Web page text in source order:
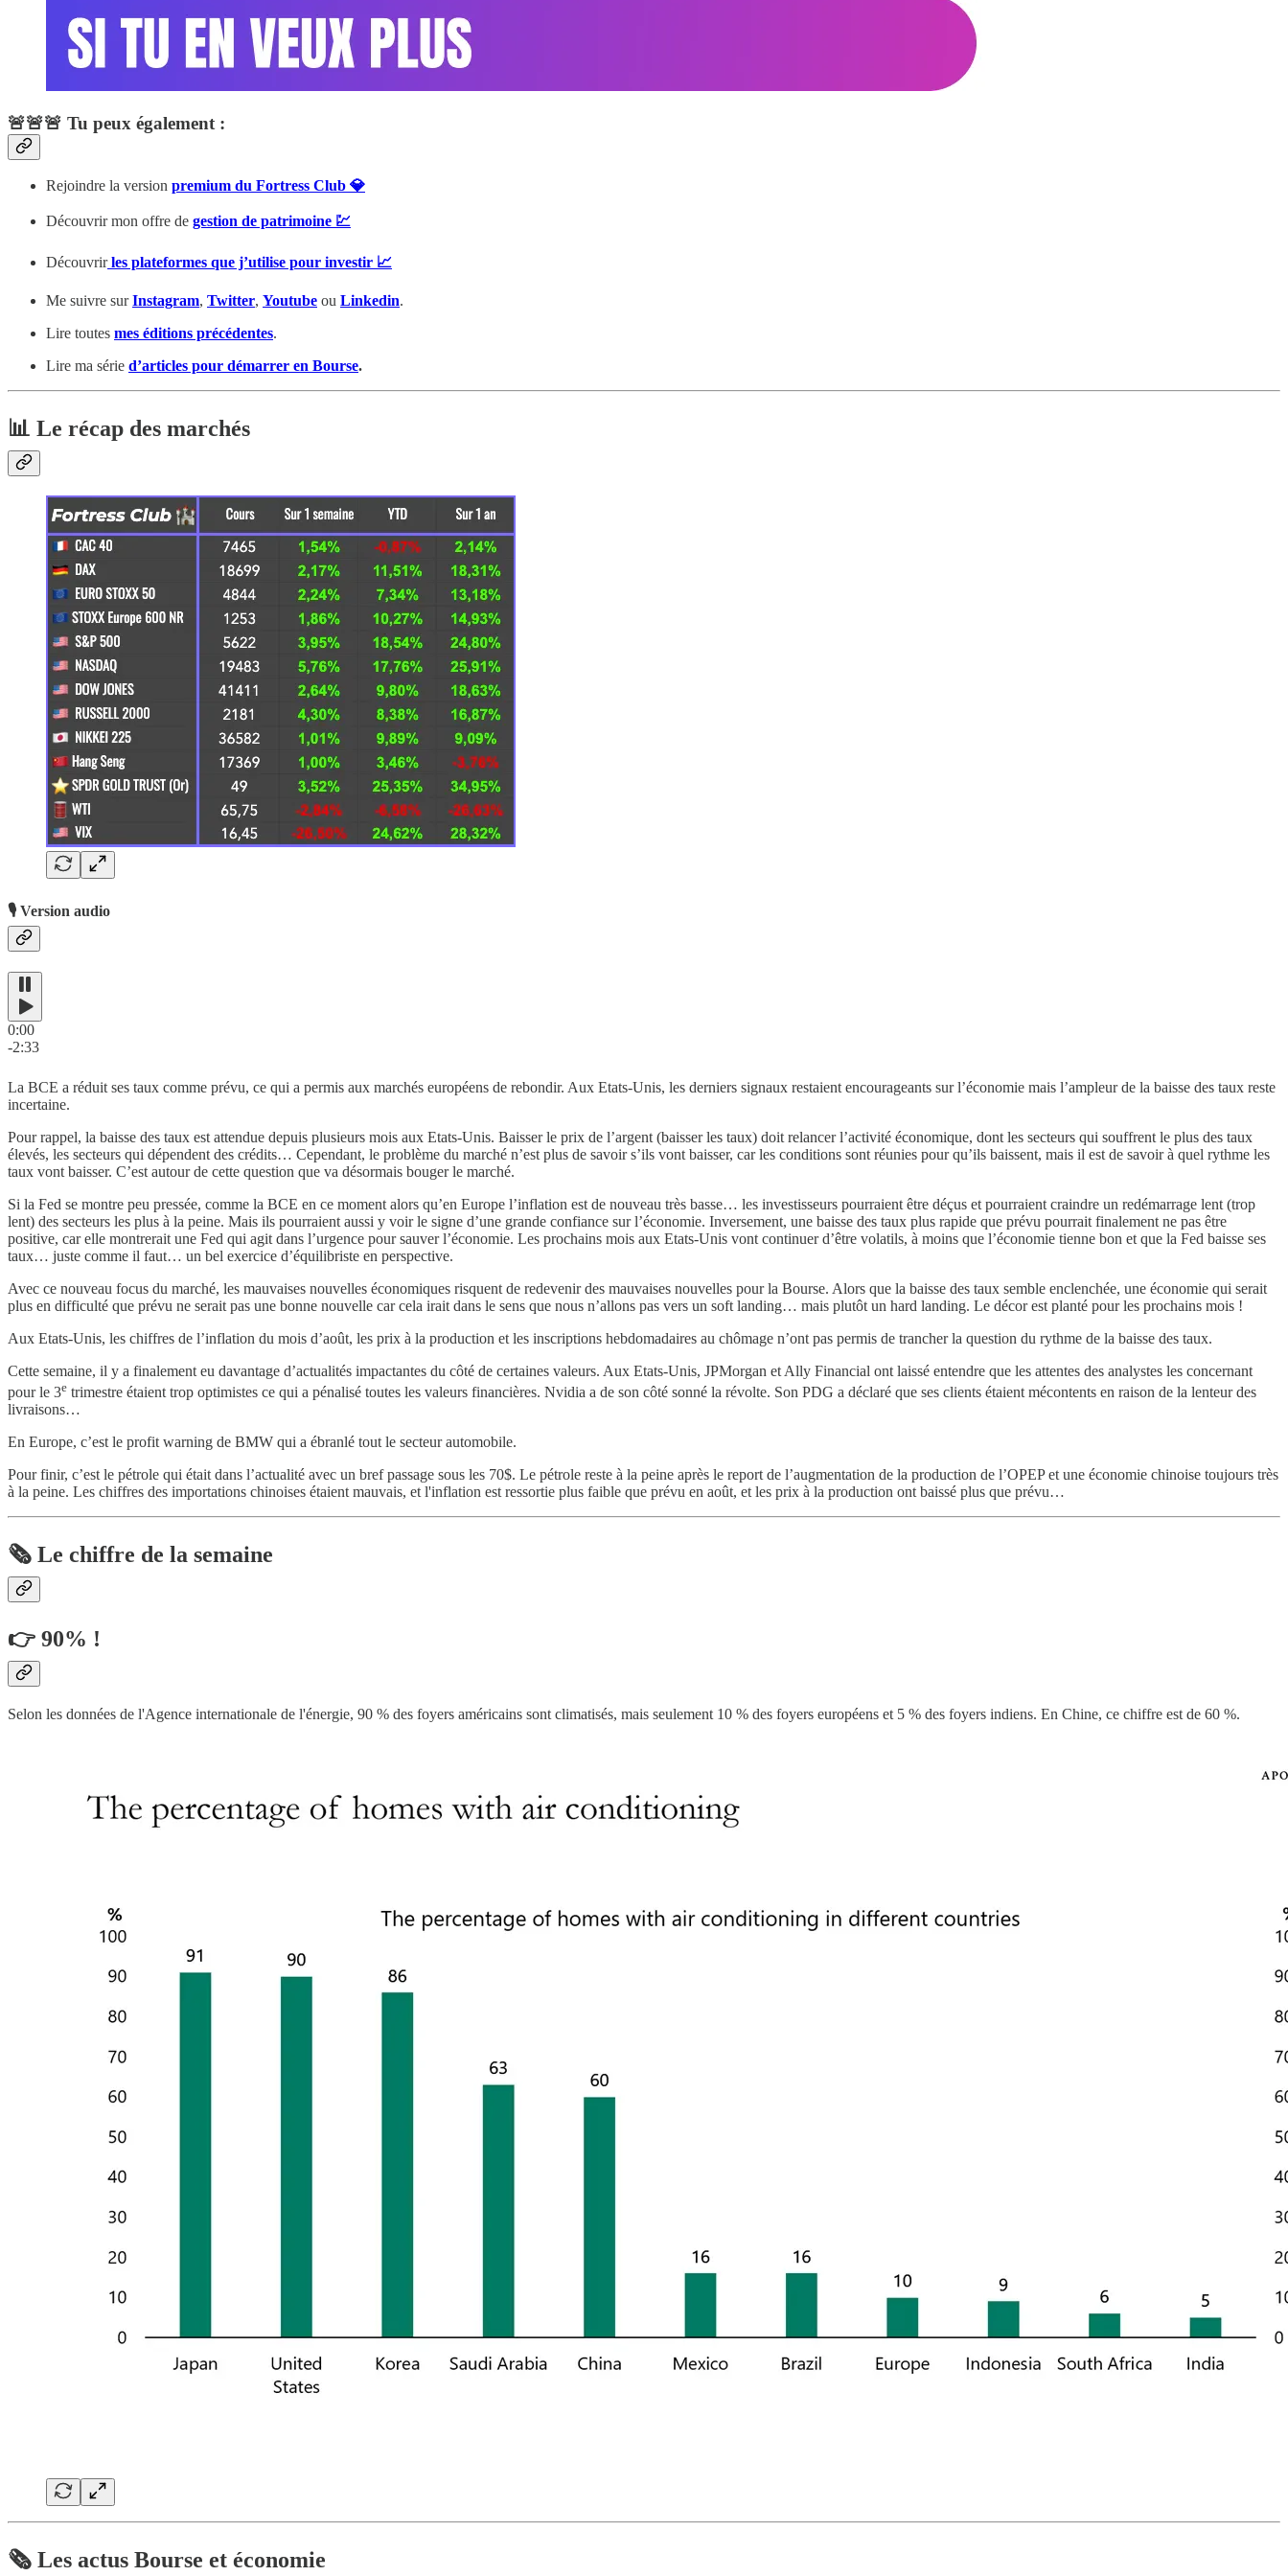
🚨🚨🚨 Tu peux également :
Rejoindre la version premium du Fortress Club 💎
Découvrir mon offre de gestion de patrimoine 💹
Découvrirles plateformes que j’utilise pour investir 📈
Me suivre surInstagram, Twitter, Youtube ou Linkedin.
Lire toutes mes éditions précédentes.
Lire ma série d’articles pour démarrer en Bourse.
📊 Le récap des marchés
🎙️ Version audio
0:00
-2:33
La BCE a réduit ses taux comme prévu, ce qui a permis aux marchés européens de rebondir. Aux Etats-Unis, les derniers signaux restaient encourageants sur l’économie mais l’ampleur de la baisse des taux reste
incertaine.
Pour rappel, la baisse des taux est attendue depuis plusieurs mois aux Etats-Unis. Baisser le prix de l’argent (baisser les taux) doit relancer l’activité économique, dont les secteurs qui souffrent le plus des taux
élevés, les secteurs qui dépendent des crédits… Cependant, le problème du marché n’est plus de savoir s’ils vont baisser, car les conditions sont réunies pour qu’ils baissent, mais il est de savoir à quel rythme les
taux vont baisser. C’est autour de cette question que va désormais bouger le marché.
Si la Fed se montre peu pressée, comme la BCE en ce moment alors qu’en Europe l’inflation est de nouveau très basse… les investisseurs pourraient être déçus et pourraient craindre un redémarrage lent (trop
lent) des secteurs les plus à la peine. Mais ils pourraient aussi y voir le signe d’une grande confiance sur l’économie. Inversement, une baisse des taux plus rapide que prévu pourrait finalement ne pas être
positive, car elle montrerait une Fed qui agit dans l’urgence pour sauver l’économie. Les prochains mois aux Etats-Unis vont continuer d’être volatils, à moins que l’économie tienne bon et que la Fed baisse ses
taux… juste comme il faut… un bel exercice d’équilibriste en perspective.
Avec ce nouveau focus du marché, les mauvaises nouvelles économiques risquent de redevenir des mauvaises nouvelles pour la Bourse. Alors que la baisse des taux semble enclenchée, une économie qui serait
plus en difficulté que prévu ne serait pas une bonne nouvelle car cela irait dans le sens que nous n’allons pas vers un soft landing… mais plutôt un hard landing. Le décor est planté pour les prochains mois !
Aux Etats-Unis, les chiffres de l’inflation du mois d’août, les prix à la production et les inscriptions hebdomadaires au chômage n’ont pas permis de trancher la question du rythme de la baisse des taux.
Cette semaine, il y a finalement eu davantage d’actualités impactantes du côté de certaines valeurs. Aux Etats-Unis, JPMorgan et Ally Financial ont laissé entendre que les attentes des analystes les concernant
pour le 3e trimestre étaient trop optimistes ce qui a pénalisé toutes les valeurs financières. Nvidia a de son côté sonné la révolte. Son PDG a déclaré que ses clients étaient mécontents en raison de la lenteur des
livraisons…
En Europe, c’est le profit warning de BMW qui a ébranlé tout le secteur automobile.
Pour finir, c’est le pétrole qui était dans l’actualité avec un bref passage sous les 70$. Le pétrole reste à la peine après le report de l’augmentation de la production de l’OPEP et une économie chinoise toujours très
à la peine. Les chiffres des importations chinoises étaient mauvais, et l'inflation est ressortie plus faible que prévu en août, et les prix à la production ont baissé plus que prévu…
🗞️ Le chiffre de la semaine
👉 90% !
Selon les données de l'Agence internationale de l'énergie, 90 % des foyers américains sont climatisés, mais seulement 10 % des foyers européens et 5 % des foyers indiens. En Chine, ce chiffre est de 60 %.
🗞️ Les actus Bourse et économie